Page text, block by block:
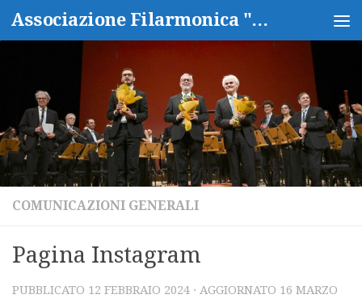
Salta al contenuto Associazione Filarmonica "Isidoro Capitanio"
COMUNICAZIONI GENERALI
Pagina Instagram
PUBBLICATO 12 FEBBRAIO 2024 · AGGIORNATO 16 MARZO